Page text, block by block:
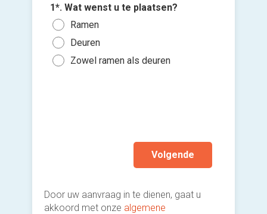
1*. Wat wenst u te plaatsen?
Ramen
Deuren
Zowel ramen als deuren
Volgende
Door uw aanvraag in te dienen, gaat u
akkoord met onze algemene